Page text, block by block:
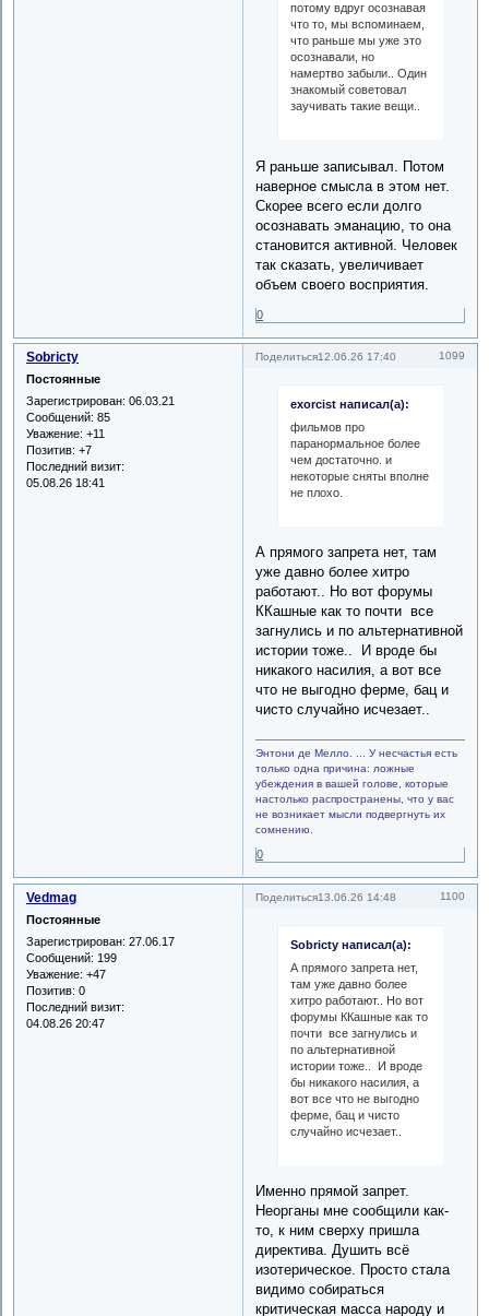
потому вдруг осознавая
что то, мы вспоминаем,
что раньше мы уже это
осознавали, но
намертво забыли.. Один
знакомый советовал
заучивать такие вещи..
Я раньше записывал. Потом
наверное смысла в этом нет.
Скорее всего если долго
осознавать эманацию, то она
становится активной. Человек
так сказать, увеличивает
объем своего восприятия.
0
Поделиться 1099
12.06.26 17:40
Sobricty
Постоянные
Зарегистрирован: 06.03.21
Сообщений: 85
Уважение: +11
Позитив: +7
Последний визит:
05.08.26 18:41
exorcist написал(а):
фильмов про
паранормальное более
чем достаточно. и
некоторые сняты вполне
не плохо.
А прямого запрета нет, там
уже давно более хитро
работают.. Но вот форумы
ККашные как то почти все
загнулись и по альтернативной
истории тоже.. И вроде бы
никакого насилия, а вот все
что не выгодно ферме, бац и
чисто случайно исчезает..
Энтони де Мелло. ... У несчастья есть
только одна причина: ложные
убеждения в вашей голове, которые
настолько распространены, что у вас
не возникает мысли подвергнуть их
сомнению.
0
Поделиться 1100
13.06.26 14:48
Vedmag
Постоянные
Зарегистрирован: 27.06.17
Сообщений: 199
Уважение: +47
Позитив: 0
Последний визит:
04.08.26 20:47
Sobricty написал(а):
А прямого запрета нет,
там уже давно более
хитро работают.. Но вот
форумы ККашные как то
почти все загнулись и
по альтернативной
истории тоже.. И вроде
бы никакого насилия, а
вот все что не выгодно
ферме, бац и чисто
случайно исчезает..
Именно прямой запрет.
Неорганы мне сообщили как-
то, к ним сверху пришла
директива. Душить всё
изотерическое. Просто стала
видимо собираться
критическая масса народу и